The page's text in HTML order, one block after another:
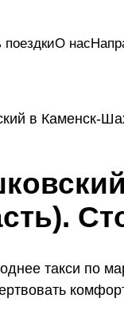
О нас
в Каменск-
такси по